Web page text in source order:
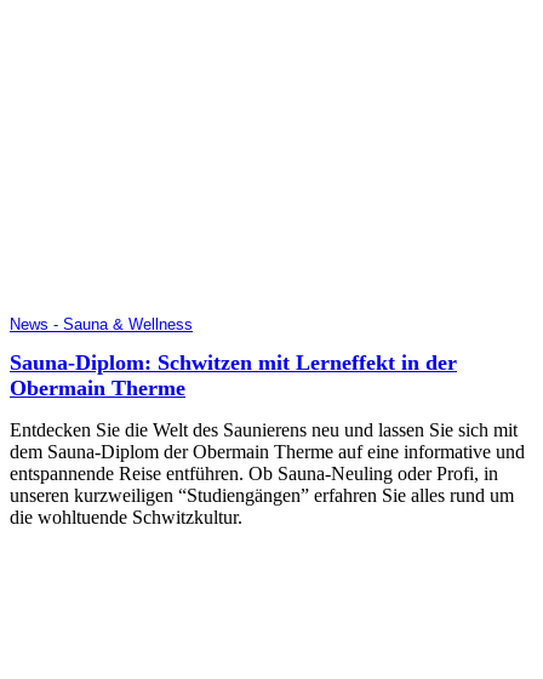
News - Sauna & Wellness
Sauna-Diplom: Schwitzen mit Lerneffekt in der
Obermain Therme
Entdecken Sie die Welt des Saunierens neu und lassen Sie sich mit
dem Sauna-Diplom der Obermain Therme auf eine informative und
entspannende Reise entführen. Ob Sauna-Neuling oder Profi, in
unseren kurzweiligen “Studiengängen” erfahren Sie alles rund um
die wohltuende Schwitzkultur.